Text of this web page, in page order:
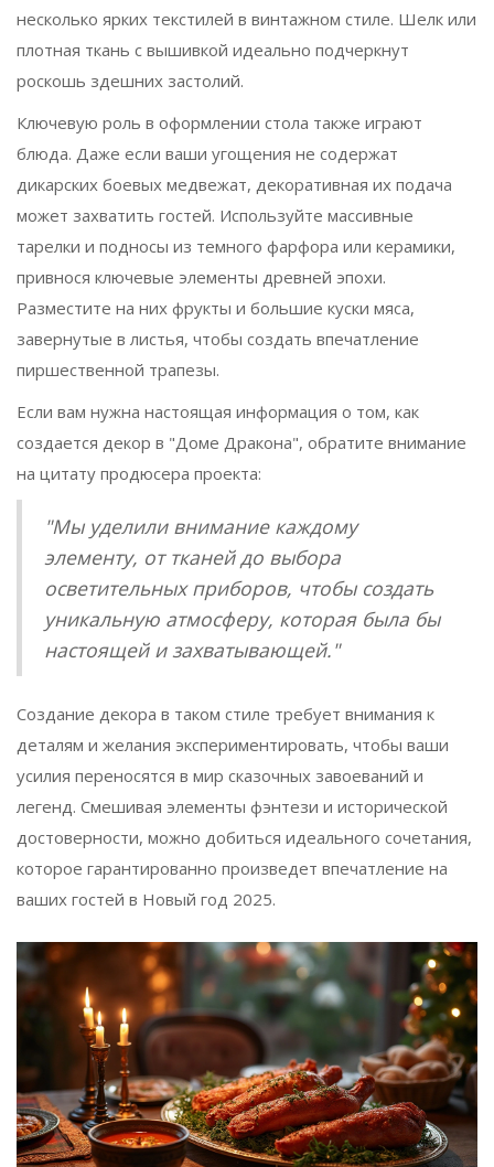
несколько ярких текстилей в винтажном стиле. Шелк или
плотная ткань с вышивкой идеально подчеркнут
роскошь здешних застолий.
Ключевую роль в оформлении стола также играют
блюда. Даже если ваши угощения не содержат
дикарских боевых медвежат, декоративная их подача
может захватить гостей. Используйте массивные
тарелки и подносы из темного фарфора или керамики,
привнося ключевые элементы древней эпохи.
Разместите на них фрукты и большие куски мяса,
завернутые в листья, чтобы создать впечатление
пиршественной трапезы.
Если вам нужна настоящая информация о том, как
создается декор в "Доме Дракона", обратите внимание
на цитату продюсера проекта:
"Мы уделили внимание каждому
элементу, от тканей до выбора
осветительных приборов, чтобы создать
уникальную атмосферу, которая была бы
настоящей и захватывающей."
Создание декора в таком стиле требует внимания к
деталям и желания экспериментировать, чтобы ваши
усилия переносятся в мир сказочных завоеваний и
легенд. Смешивая элементы фэнтези и исторической
достоверности, можно добиться идеального сочетания,
которое гарантированно произведет впечатление на
ваших гостей в Новый год 2025.